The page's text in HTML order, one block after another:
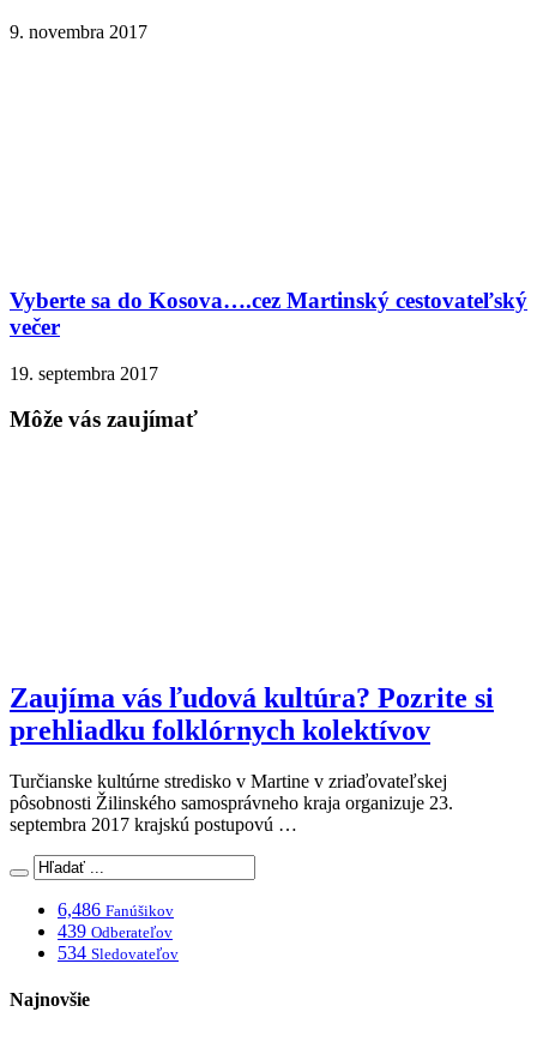
9. novembra 2017
Vyberte sa do Kosova….cez Martinský cestovateľský
večer
19. septembra 2017
Môže vás zaujímať
Zaujíma vás ľudová kultúra? Pozrite si
prehliadku folklórnych kolektívov
Turčianske kultúrne stredisko v Martine v zriaďovateľskej
pôsobnosti Žilinského samosprávneho kraja organizuje 23.
septembra 2017 krajskú postupovú …
6,486 Fanúšikov
439 Odberateľov
534 Sledovateľov
Najnovšie